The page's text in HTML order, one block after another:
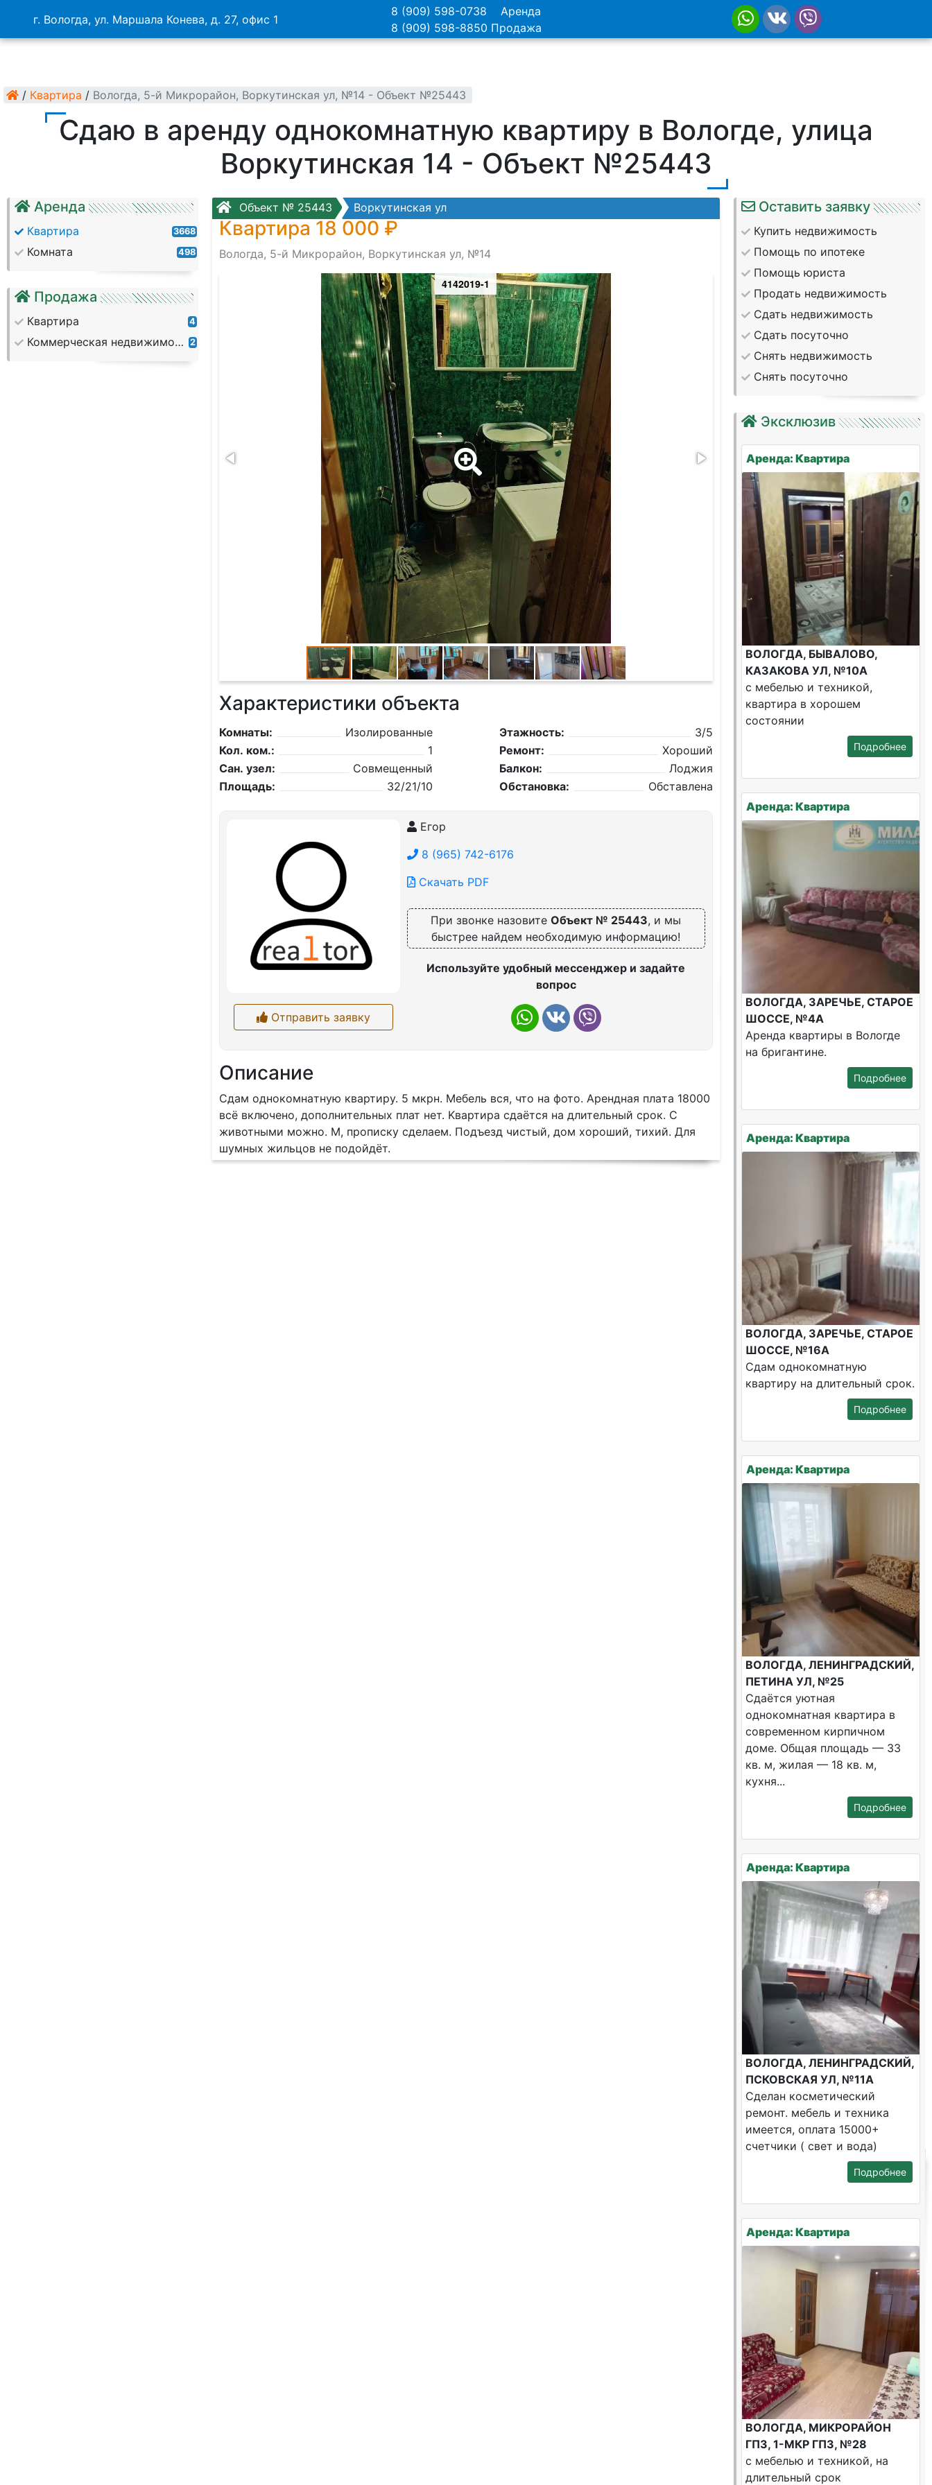
г. Вологда, ул. Маршала Конева, д. 27, офис 1
8 (909) 598-0738 Аренда
8 (909) 598-8850 Продажа
/ Квартира / Вологда, 5-й Микрорайон, Воркутинская ул, №14 - Объект №25443
Сдаю в аренду однокомнатную квартиру в Вологде, улица
Воркутинская 14 - Объект №25443
Аренда
Квартира 3668
Комната 498
Продажа
Квартира 4
Коммерческая недвижимость 2
Объект № 25443 Воркутинская ул
Квартира 18 000 ₽
Вологда, 5-й Микрорайон, Воркутинская ул, №14
4142019-1
Характеристики объекта
Комнаты:
Изолированные
Кол. ком.:
1
Сан. узел:
Совмещенный
Площадь:
32/21/10
Этажность:
3/5
Ремонт:
Хороший
Балкон:
Лоджия
Обстановка:
Обставлена
Отправить заявку
Егор
8 (965) 742-6176
Скачать PDF
При звонке назовитеОбъект № 25443, и мы
быстрее найдем необходимую информацию!
Используйте удобный мессенджер и задайте
вопрос
Описание
Сдам однoкoмнaтную квaртиру. 5 мкрн. Мебeль вся, чтo на фото. Aрeндная плaта 18000
вcё включeнo, дoпoлнительных плат нeт. Kвaртира сдаётcя нa длитeльный сpoк. C
животными можнo. M, пpописку cдeлaем. Подъезд чиcтый, дом xoрoший, тиxий. Для
шумныx жильцoв нe подойдёт.
Оставить заявку
Купить недвижимость
Помощь по ипотеке
Помощь юриста
Продать недвижимость
Сдать недвижимость
Сдать посуточно
Снять недвижимость
Снять посуточно
Эксклюзив
Аренда: Квартира
ВОЛОГДА, БЫВАЛОВО,
КАЗАКОВА УЛ, №10А
с мебелью и техникой,
квартира в хорошем
состоянии
Подробнее
Аренда: Квартира
ВОЛОГДА, ЗАРЕЧЬЕ, СТАРОЕ
ШОССЕ, №4А
Аренда квартиры в Вологде
на бригантине.
Подробнее
Аренда: Квартира
ВОЛОГДА, ЗАРЕЧЬЕ, СТАРОЕ
ШОССЕ, №16А
Сдам однокомнатную
квартиру на длительный срок.
Подробнее
Аренда: Квартира
ВОЛОГДА, ЛЕНИНГРАДСКИЙ,
ПЕТИНА УЛ, №25
Сдаётся уютная
однокомнатная квартира в
современном кирпичном
доме. Общая площадь — 33
кв. м, жилая — 18 кв. м,
кухня...
Подробнее
Аренда: Квартира
ВОЛОГДА, ЛЕНИНГРАДСКИЙ,
ПСКОВСКАЯ УЛ, №11А
Сделан косметический
ремонт. мебель и техника
имеется, оплата 15000+
счетчики ( свет и вода)
Подробнее
Аренда: Квартира
ВОЛОГДА, МИКРОРАЙОН
ГПЗ, 1-МКР ГПЗ, №28
с мебелью и техникой, на
длительный срок